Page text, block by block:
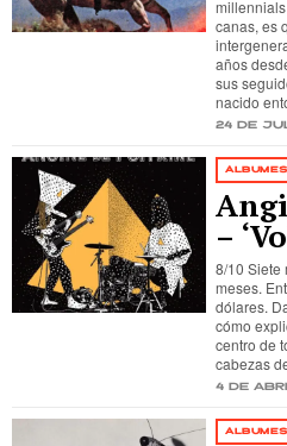
canas, es
años
sus
nacido
24 de
ÁLBUMES
–
8/10 Siete
meses.
dólares.
cómo
centro de
cabezas
4 de
ÁLBUMES